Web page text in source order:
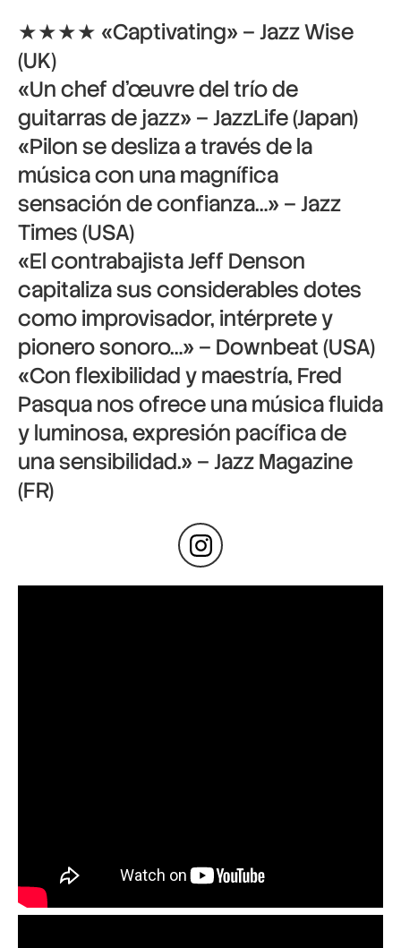
★★★★ «Captivating» – Jazz Wise
(UK)
«Un chef d’œuvre del trío de
guitarras de jazz» – JazzLife (Japan)
«Pilon se desliza a través de la
música con una magnífica
sensación de confianza…» – Jazz
Times (USA)
«El contrabajista Jeff Denson
capitaliza sus considerables dotes
como improvisador, intérprete y
pionero sonoro…» – Downbeat (USA)
«Con flexibilidad y maestría, Fred
Pasqua nos ofrece una música fluida
y luminosa, expresión pacífica de
una sensibilidad.» – Jazz Magazine
(FR)